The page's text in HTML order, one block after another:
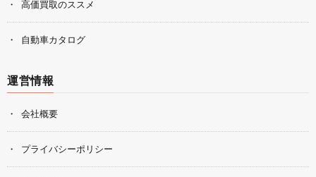
高価買取のススメ
自動車カタログ
運営情報
会社概要
プライバシーポリシー